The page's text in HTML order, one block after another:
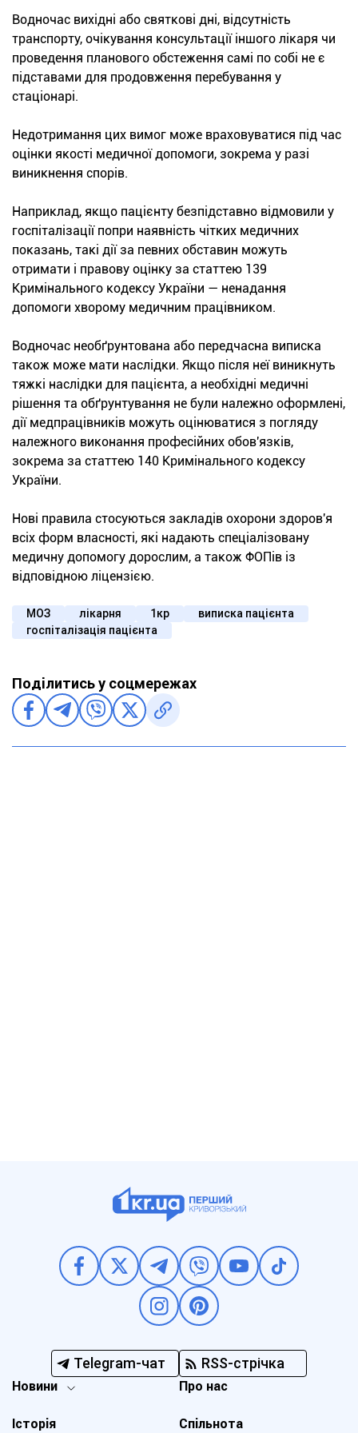
Водночас вихідні або святкові дні, відсутність
транспорту, очікування консультації іншого лікаря чи
проведення планового обстеження самі по собі не є
підставами для продовження перебування у
стаціонарі.
Недотримання цих вимог може враховуватися під час
оцінки якості медичної допомоги, зокрема у разі
виникнення спорів.
Наприклад, якщо пацієнту безпідставно відмовили у
госпіталізації попри наявність чітких медичних
показань, такі дії за певних обставин можуть
отримати і правову оцінку за статтею 139
Кримінального кодексу України — ненадання
допомоги хворому медичним працівником.
Водночас необґрунтована або передчасна виписка
також може мати наслідки. Якщо після неї виникнуть
тяжкі наслідки для пацієнта, а необхідні медичні
рішення та обґрунтування не були належно оформлені,
дії медпрацівників можуть оцінюватися з погляду
належного виконання професійних обов'язків,
зокрема за статтею 140 Кримінального кодексу
України.
Нові правила стосуються закладів охорони здоров'я
всіх форм власності, які надають спеціалізовану
медичну допомогу дорослим, а також ФОПів із
відповідною ліцензією.
МОЗ лікарня 1кр
виписка пацієнта
госпіталізація пацієнта
Поділитись у соцмережах
Telegram-чат RSS-стрічка
Новини
Історія
Про нас
Спільнота